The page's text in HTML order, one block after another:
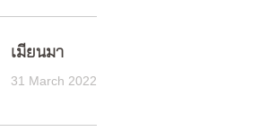
เมียนมา
31 March 2022